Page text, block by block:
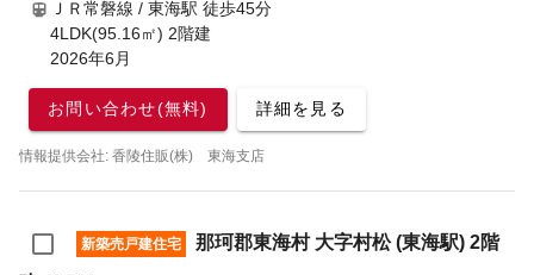
ＪＲ常磐線 / 東海駅 徒歩45分
4LDK(95.16㎡) 2階建
2026年6月
お問い合わせ(無料) 詳細を見る
情報提供会社: 香陵住販(株) 東海支店
新築売戸建住宅
那珂郡東海村 大字村松 (東海駅) 2階